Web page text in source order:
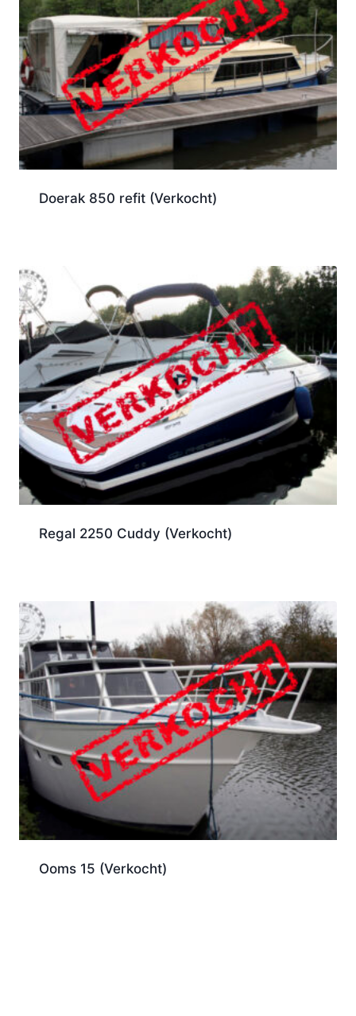
Doerak 850 refit (Verkocht)
Regal 2250 Cuddy (Verkocht)
Ooms 15 (Verkocht)